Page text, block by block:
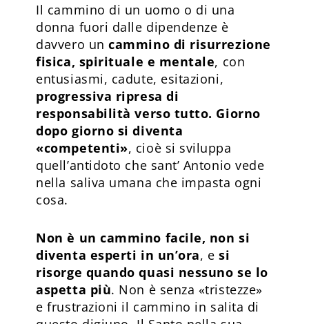
Il cammino di un uomo o di una
donna fuori dalle dipendenze è
davvero uncammino di risurrezione
fisica, spirituale e mentale, con
entusiasmi, cadute, esitazioni,
progressiva ripresa di
responsabilità verso tutto. Giorno
dopo giorno si diventa
«competenti», cioè si sviluppa
quell’antidoto che sant’ Antonio vede
nella saliva umana che impasta ogni
cosa.
Non è un cammino facile, non si
diventa esperti in un’ora, e si
risorge quando quasi nessuno se lo
aspetta più. Non è senza «tristezze»
e frustrazioni il cammino in salita di